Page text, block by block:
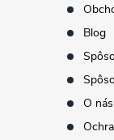
Blog
O nás